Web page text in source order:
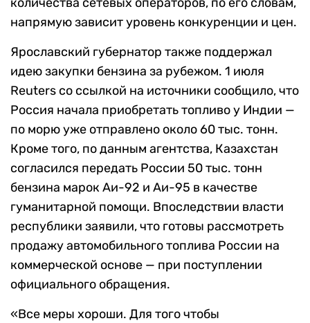
напрямую зависит уровень конкуренции и цен.
Ярославский губернатор также поддержал
идею закупки бензина за рубежом. 1 июля
Reuters со ссылкой на источники сообщило, что
Россия начала приобретать топливо у Индии —
по морю уже отправлено около 60 тыс. тонн.
Кроме того, по данным агентства, Казахстан
согласился передать России 50 тыс. тонн
бензина марок Аи-92 и Аи-95 в качестве
гуманитарной помощи. Впоследствии власти
республики заявили, что готовы рассмотреть
продажу автомобильного топлива России на
коммерческой основе — при поступлении
официального обращения.
«Все меры хороши. Для того чтобы